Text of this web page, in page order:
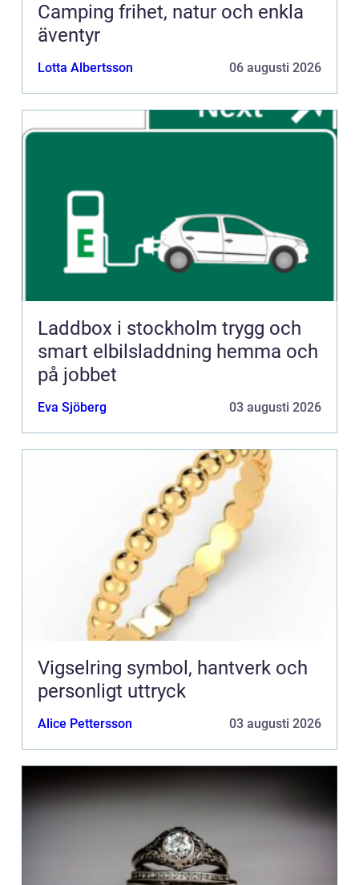
Camping frihet, natur och enkla
äventyr
Lotta Albertsson 06 augusti 2026
Laddbox i stockholm trygg och
smart elbilsladdning hemma och
på jobbet
Eva Sjöberg 03 augusti 2026
Vigselring symbol, hantverk och
personligt uttryck
Alice Pettersson 03 augusti 2026